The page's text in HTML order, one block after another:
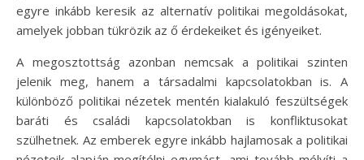
egyre inkább keresik az alternatív politikai megoldásokat,
amelyek jobban tükrözik az ő érdekeiket és igényeiket.
A megosztottság azonban nemcsak a politikai szinten
jelenik meg, hanem a társadalmi kapcsolatokban is. A
különböző politikai nézetek mentén kialakuló feszültségek
baráti és családi kapcsolatokban is konfliktusokat
szülhetnek. Az emberek egyre inkább hajlamosak a politikai